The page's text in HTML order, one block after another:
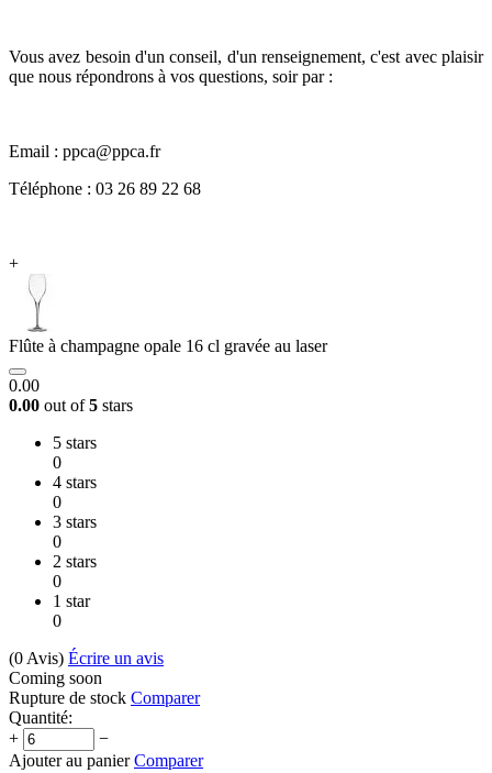
Vous avez besoin d'un conseil, d'un renseignement, c'est avec plaisir
que nous répondrons à vos questions, soir par :
Email : ppca@ppca.fr
Téléphone : 03 26 89 22 68
+
Flûte à champagne opale 16 cl gravée au laser
0.00
0.00 out of5 stars
5 stars
0
4 stars
0
3 stars
0
2 stars
0
1 star
0
(0 Avis) Écrire un avis
Coming soon
Rupture de stock Comparer
Quantité:
+
−
Ajouter au panier Comparer